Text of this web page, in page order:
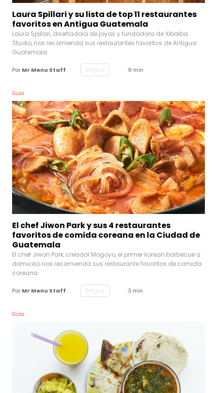
Laura Spillari y su lista de top 11 restaurantes
favoritos en Antigua Guatemala
Laura Spillari, diseñadora de joyas y fundadora de Xibalba
Studio, nos recomienda sus restaurantes favoritos de Antigua
Guatemala.
Por Mr Menu Staff Seguir · 9 min
Guía
El chef Jiwon Park y sus 4 restaurantes
favoritos de comida coreana en la Ciudad de
Guatemala
El chef Jiwon Park, creador Mogoyo, el primer korean barbecue a
domicilio nos recomienda sus restaurante favoritos de comida
coreana.
Por Mr Menu Staff Seguir · 3 min
Guía